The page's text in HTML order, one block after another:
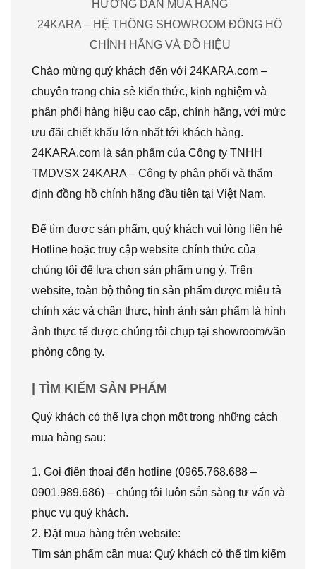
HƯỚNG DẪN MUA HÀNG
24KARA – HỆ THỐNG SHOWROOM ĐỒNG HỒ
CHÍNH HÃNG VÀ ĐỒ HIỆU
Chào mừng quý khách đến với 24KARA.com –
chuyên trang chia sẻ kiến thức, kinh nghiệm và
phân phối hàng hiệu cao cấp, chính hãng, với mức
ưu đãi chiết khấu lớn nhất tới khách hàng.
24KARA.com là sản phẩm của Công ty TNHH
TMDVSX 24KARA – Công ty phân phối và thẩm
định đồng hồ chính hãng đầu tiên tại Việt Nam.
Để tìm được sản phẩm, quý khách vui lòng liên hệ
Hotline hoặc truy cập website chính thức của
chúng tôi để lựa chọn sản phẩm ưng ý. Trên
website, toàn bộ thông tin sản phẩm được miêu tả
chính xác và chân thực, hình ảnh sản phẩm là hình
ảnh thực tế được chúng tôi chụp tại showroom/văn
phòng công ty.
| TÌM KIẾM SẢN PHẨM
Quý khách có thể lựa chọn một trong những cách
mua hàng sau:
1. Gọi điện thoại đến hotline (0965.768.688 –
0901.989.686) – chúng tôi luôn sẵn sàng tư vấn và
phục vụ quý khách.
2. Đặt mua hàng trên website:
Tìm sản phẩm cần mua: Quý khách có thể tìm kiếm